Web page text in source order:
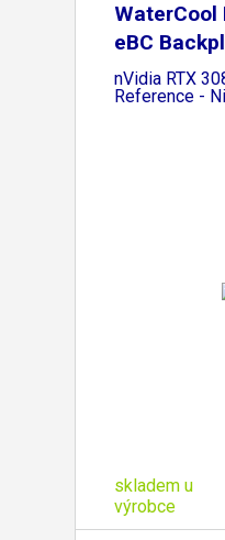
WaterCool
eBC
nVidia RTX
Reference -
skladem u
výrobce